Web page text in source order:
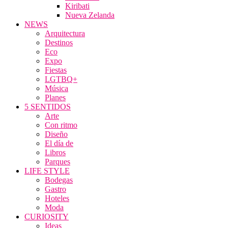
Kiribati
Nueva Zelanda
NEWS
Arquitectura
Destinos
Eco
Expo
Fiestas
LGTBQ+
Música
Planes
5 SENTIDOS
Arte
Con ritmo
Diseño
El día de
Libros
Parques
LIFE STYLE
Bodegas
Gastro
Hoteles
Moda
CURIOSITY
Ideas